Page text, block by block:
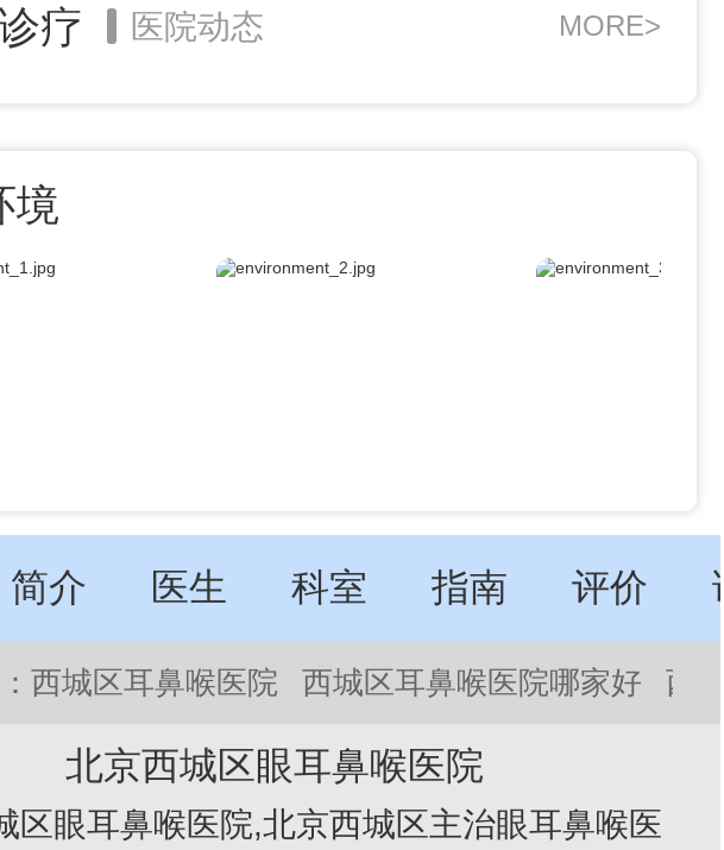
疗 医院动态 MORE>
境
简介 医生 科室 指南 评价
西城区耳鼻喉医院 西城区耳鼻喉医院哪家好 西
北京西城区眼耳鼻喉医院
区眼耳鼻喉医院,北京西城区主治眼耳鼻喉医